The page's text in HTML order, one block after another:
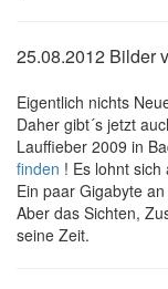
25.08.2012 Bilder
Eigentlich nichts
Daher gibt´s jetzt
Lauffieber 2009 in
finden ! Es lohnt
Ein paar Gigabyte
Aber das Sichten,
seine Zeit.